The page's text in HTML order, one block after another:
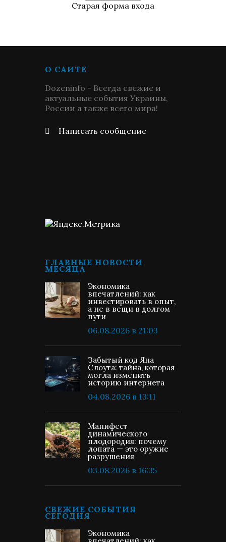
Старая форма входа
О САЙТЕ
Dozeninfo - Всегда свежие и
актуальные события Украины,
России а также всего мира!
Написать сообщение
ГЛАВНЫЕ НОВОСТИ
МЕСЯЦА
Экономика
впечатлений: как
инвестировать в опыт,
а не в вещи в долгом
пути
06.08.2026 в 21:03
Забытый код Яна
Слоута: тайна, которая
могла изменить
историю интернета
04.08.2026 в 13:11
Манифест
динамического
плодородия: почему
лопата — это оружие
разрушения
03.08.2026 в 16:35
СВЕЖИЕ СОБЫТИЯ
СЕГОДНЯ
Экономика